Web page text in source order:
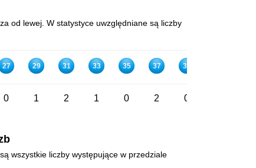
od lewej. W statystyce uwzględniane są liczby
27 29 31 33 35 37 39
0 1 2 1 0 2 0
wszystkie liczby występujące w przedziale